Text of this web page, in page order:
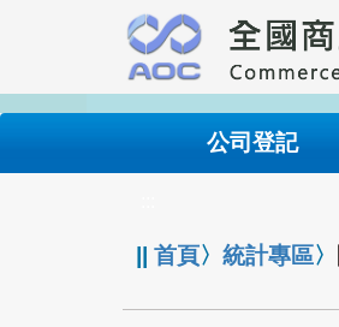
要
內
公司登記
||首頁〉統計專區〉